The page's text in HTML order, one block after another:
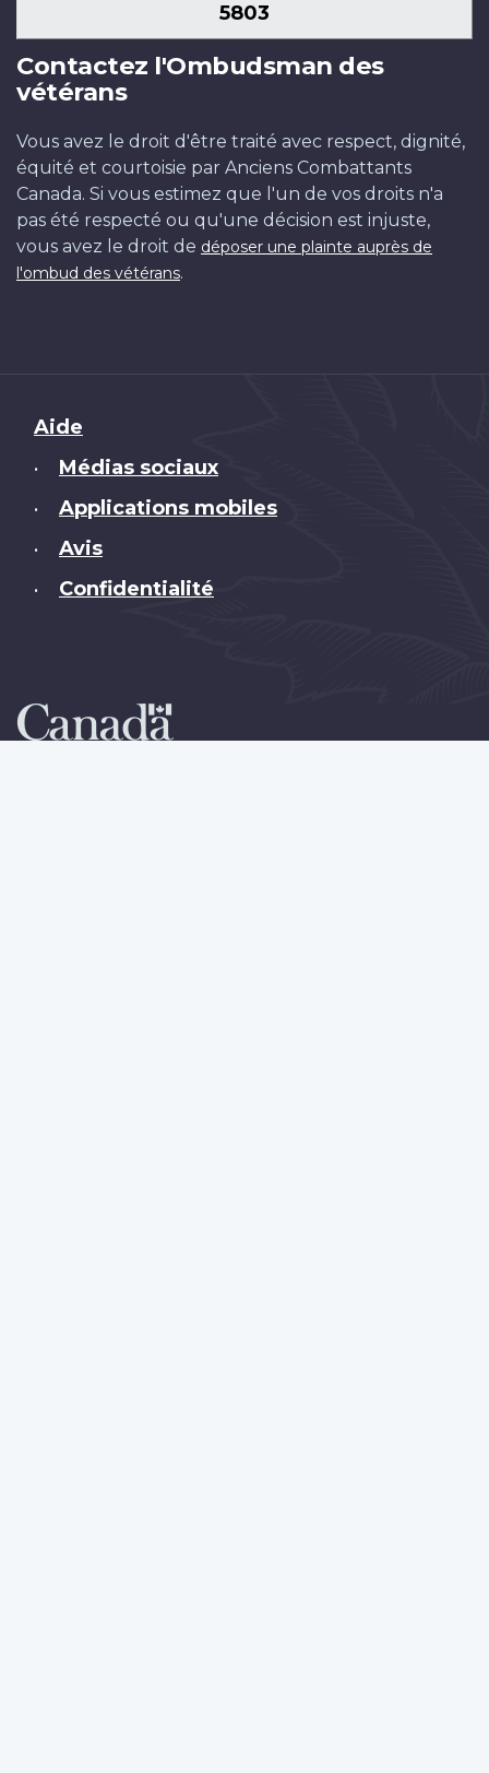
5803
Contactez l'Ombudsman des
vétérans
Vous avez le droit d'être traité avec respect, dignité,
équité et courtoisie par Anciens Combattants
Canada. Si vous estimez que l'un de vos droits n'a
pas été respecté ou qu'une décision est injuste,
vous avez le droit de déposer une plainte auprès de
l'ombud des vétérans.
Brand
Aide
• Médias sociaux
• Applications mobiles
• Avis
• Confidentialité